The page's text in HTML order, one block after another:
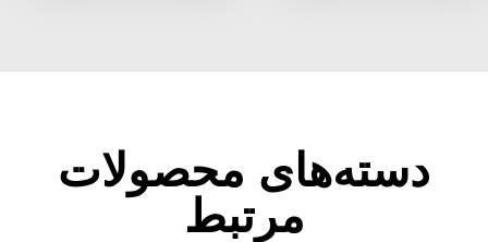
دسته‌های محصولات
مرتبط